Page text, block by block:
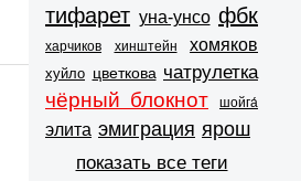
тифарет уна-унсо фбк
харчиков хинштейн хомяков
хуйло цветкова чатрулетка
чёрный блокнот шойга́
элита эмиграция ярош
показать все теги